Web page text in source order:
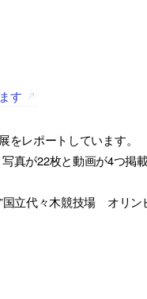
す
をレポートしています。
真が22枚と動画が4つ掲
立代々木競技場 オリン